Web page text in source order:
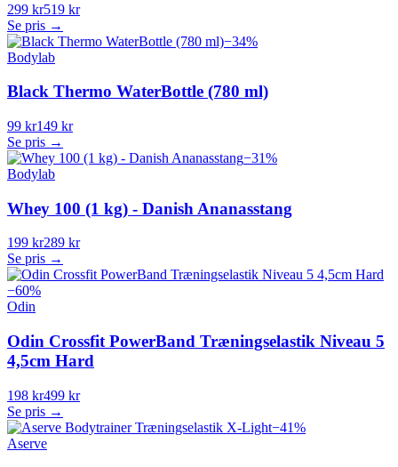
299 kr519 kr
Se pris →
−34%
Bodylab
Black Thermo WaterBottle (780 ml)
99 kr149 kr
Se pris →
−31%
Bodylab
Whey 100 (1 kg) - Danish Ananasstang
199 kr289 kr
Se pris →
−60%
Odin
Odin Crossfit PowerBand Træningselastik Niveau 5
4,5cm Hard
198 kr499 kr
Se pris →
−41%
Aserve